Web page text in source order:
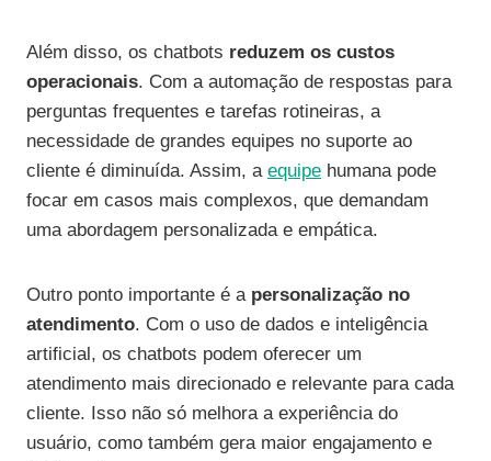
Além disso, os chatbots reduzem os custos
operacionais. Com a automação de respostas para
perguntas frequentes e tarefas rotineiras, a
necessidade de grandes equipes no suporte ao
cliente é diminuída. Assim, a equipe humana pode
focar em casos mais complexos, que demandam
uma abordagem personalizada e empática.
Outro ponto importante é a personalização no
atendimento. Com o uso de dados e inteligência
artificial, os chatbots podem oferecer um
atendimento mais direcionado e relevante para cada
cliente. Isso não só melhora a experiência do
usuário, como também gera maior engajamento e